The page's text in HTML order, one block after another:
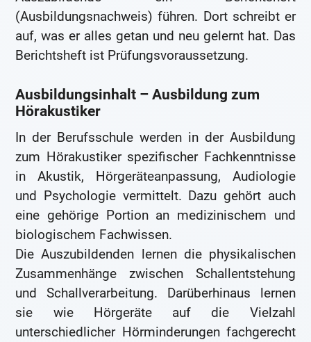
(Ausbildungsnachweis) führen. Dort schreibt er
auf, was er alles getan und neu gelernt hat. Das
Berichtsheft ist Prüfungsvoraussetzung.
Ausbildungsinhalt – Ausbildung zum
Hörakustiker
In der Berufsschule werden in der Ausbildung
zum Hörakustiker spezifischer Fachkenntnisse
in Akustik, Hörgeräteanpassung, Audiologie
und Psychologie vermittelt. Dazu gehört auch
eine gehörige Portion an medizinischem und
biologischem Fachwissen.
Die Auszubildenden lernen die physikalischen
Zusammenhänge zwischen Schallentstehung
und Schallverarbeitung. Darüberhinaus lernen
sie wie Hörgeräte auf die Vielzahl
unterschiedlicher Hörminderungen fachgerecht